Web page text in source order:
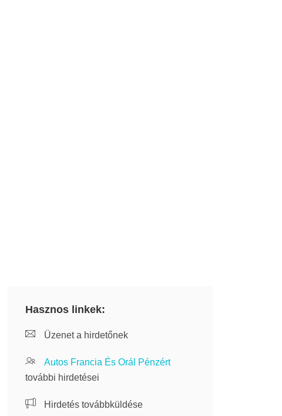
Hasznos linkek:
Üzenet a hirdetőnek
Autos Francia És Orál Pénzért
további hirdetései
Hirdetés továbbküldése